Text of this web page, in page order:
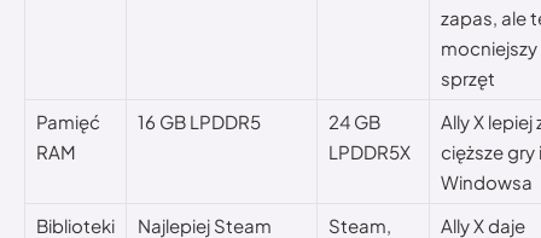
zapas, ale
mocniejszy
sprzęt
Pamięć
RAM
16 GB LPDDR5
24 GB
LPDDR5X
Ally X lepiej
cięższe gry i
Windowsa
Biblioteki
Najlepiej Steam
Steam,
Ally X daje